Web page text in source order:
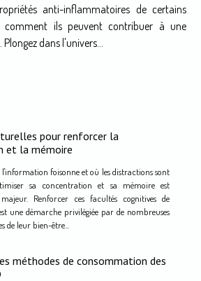
anti-inflammatoires de certains
ils peuvent contribuer à une
dans l'univers...
pour renforcer la
et la mémoire
foisonne et où les distractions sont
sa concentration et sa mémoire est
Renforcer ces facultés cognitives de
une démarche privilégiée par de nombreuses
de leur bien-être...
méthodes de consommation des